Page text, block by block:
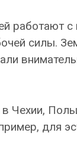
работают
силы.
Чехии,
для